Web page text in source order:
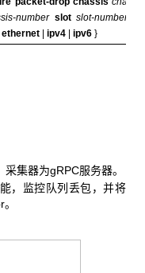
numberslot slot-number
ethernet ipv4 ipv6}
集器为gRPC服务器。
，监控队列丢包，并将